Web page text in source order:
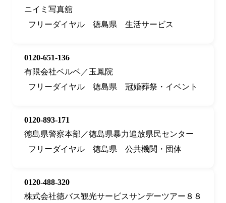
ニイミ写真舘
フリーダイヤル
徳島県 生活サービス
0120-651-136
有限会社ベルベ／玉鳳院
フリーダイヤル
徳島県 冠婚葬祭・イベント
0120-893-171
徳島県警察本部／徳島県暴力追放県民センター
フリーダイヤル
徳島県 公共機関・団体
0120-488-320
株式会社徳バス観光サービスサンデーツアー８８